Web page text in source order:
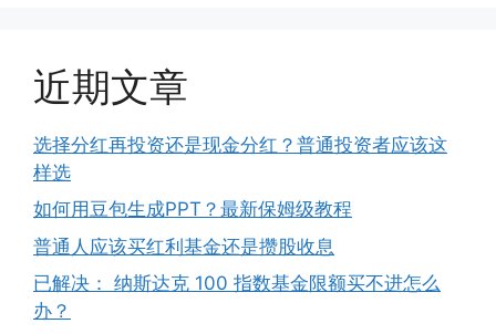
近期文章
选择分红再投资还是现金分红？普通投资者应该这
样选
如何用豆包生成PPT？最新保姆级教程
普通人应该买红利基金还是攒股收息
已解决： 纳斯达克 100 指数基金限额买不进怎么
办？